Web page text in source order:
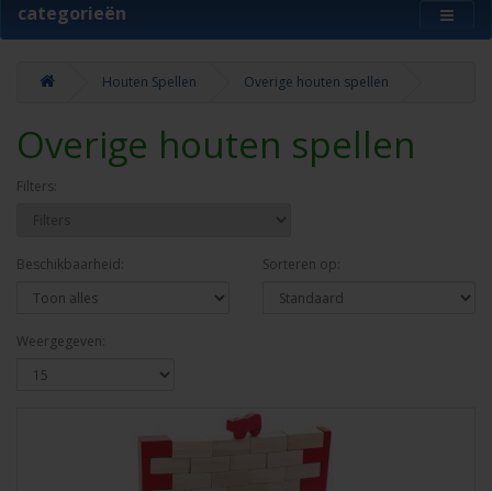
categorieën
Houten Spellen Overige houten spellen
Overige houten spellen
Filters:
Beschikbaarheid: Sorteren op:
Weergegeven: